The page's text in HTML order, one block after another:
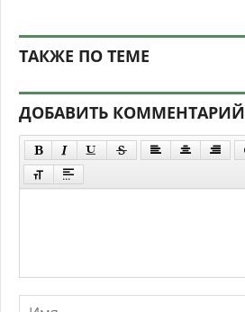
ТАКЖЕ ПО ТЕМЕ
ДОБАВИТЬ КОММЕНТАРИЙ